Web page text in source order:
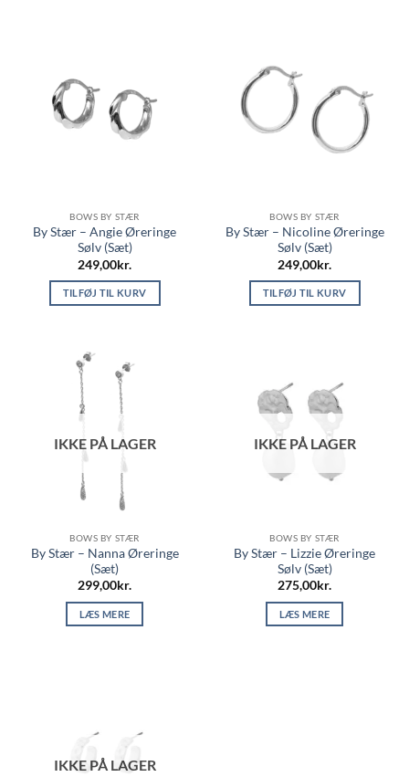
BOWS BY STÆR
By Stær – Angie Øreringe
Sølv (Sæt)
249,00kr.
TILFØJ TIL KURV
BOWS BY STÆR
By Stær – Nicoline Øreringe
Sølv (Sæt)
249,00kr.
TILFØJ TIL KURV
IKKE PÅ LAGER
BOWS BY STÆR
By Stær – Nanna Øreringe
(Sæt)
299,00kr.
LÆS MERE
IKKE PÅ LAGER
BOWS BY STÆR
By Stær – Lizzie Øreringe
Sølv (Sæt)
275,00kr.
LÆS MERE
IKKE PÅ LAGER